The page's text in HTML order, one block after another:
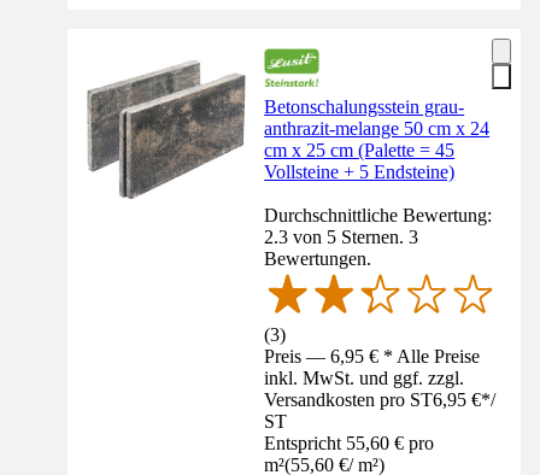
Betonschalungsstein grau-
anthrazit-melange 50 cm x 24
cm x 25 cm (Palette = 45
Vollsteine + 5 Endsteine)
Durchschnittliche Bewertung:
2.3 von 5 Sternen. 3
Bewertungen.
(3)
Preis — 6,95 € * Alle Preise
inkl. MwSt. und ggf. zzgl.
Versandkosten pro ST6,95 €*/
ST
Entspricht 55,60 € pro
m²(55,60 €/ m²)